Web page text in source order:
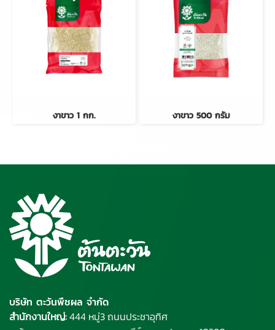
งาขาว 1 กก. งาขาว 500 กรัม
บริษัท ตะวันพืชผล จำกัด
สำนักงานใหญ่:444 หมู่3 ถนนประชาอุทิศ